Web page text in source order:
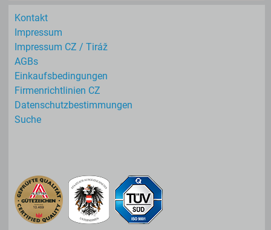
Kontakt
Impressum
Impressum CZ / Tiráž
AGBs
Einkaufs­bedingungen
Firmenrichtlinien CZ
Datenschutz­bestimmungen
Suche